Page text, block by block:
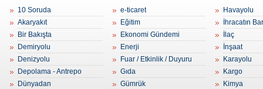
10 Soruda
Akaryakıt
Bir Bakışta
Demiryolu
Denizyolu
Depolama - Antrepo
Dünyadan
e-ticaret
Eğitim
Ekonomi Gündemi
Enerji
Fuar / Etkinlik / Duyuru
Gıda
Gümrük
Havayolu
İhracatın
İlaç
İnşaat
Karayolu
Kargo
Kimya